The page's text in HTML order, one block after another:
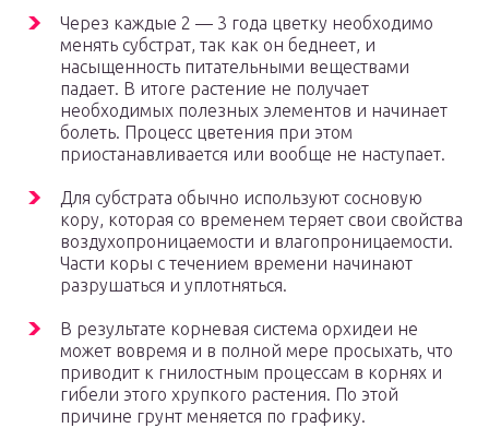
Через каждые 2 — 3 года цветку необходимо
менять субстрат, так как он беднеет, и
насыщенность питательными веществами
падает. В итоге растение не получает
необходимых полезных элементов и начинает
болеть. Процесс цветения при этом
приостанавливается или вообще не наступает.
Для субстрата обычно используют сосновую
кору, которая со временем теряет свои свойства
воздухопроницаемости и влагопроницаемости.
Части коры с течением времени начинают
разрушаться и уплотняться.
В результате корневая система орхидеи не
может вовремя и в полной мере просыхать, что
приводит к гнилостным процессам в корнях и
гибели этого хрупкого растения. По этой
причине грунт меняется по графику.